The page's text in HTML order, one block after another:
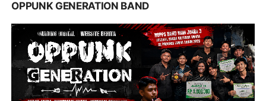
OPPUNK GENERATION BAND